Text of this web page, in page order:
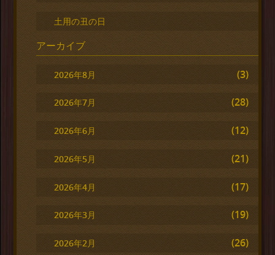
土用の丑の日
アーカイブ
2026年8月 (3)
2026年7月 (28)
2026年6月 (12)
2026年5月 (21)
2026年4月 (17)
2026年3月 (19)
2026年2月 (26)